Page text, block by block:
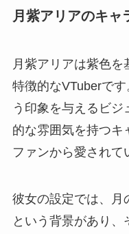
月紫アリアのキャ
月紫アリアは紫色
特徴的なVTuberで
う印象を与えるビ
的な雰囲気を持つキ
ファンから愛されて
彼女の設定では、月
という背景があり